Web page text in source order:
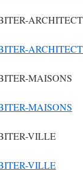
MAISONS
MAISONS
VILLE
VILLE